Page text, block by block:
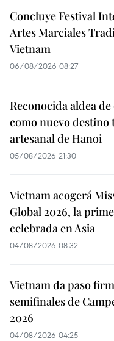
Concluye Festival
Artes Marciales
Vietnam
06/08/2026 08:27
Reconocida aldea
como nuevo
artesanal de Hanoi
05/08/2026 21:30
Vietnam acogerá
Global 2026, la
celebrada en Asia
04/08/2026 08:32
Vietnam da paso
semifinales de
2026
04/08/2026 04:25